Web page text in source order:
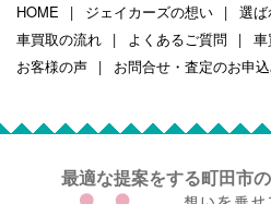
HOME ジェイカーズの想い 選
車買取の流れ
よくあるご質問 車
お客様の声
お問合せ・査定のお申
最適な提案をする町田市